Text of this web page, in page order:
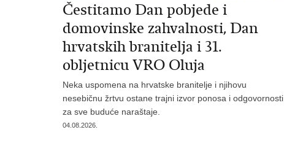
Čestitamo Dan pobjede i
domovinske zahvalnosti, Dan
hrvatskih branitelja i 31.
obljetnicu VRO Oluja
Neka uspomena na hrvatske branitelje i njihovu
nesebičnu žrtvu ostane trajni izvor ponosa i odgovornosti
za sve buduće naraštaje.
04.08.2026.